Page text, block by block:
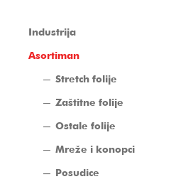
Industrija
Asortiman
Stretch folije
Zaštitne folije
Ostale folije
Mreže i konopci
Posudice